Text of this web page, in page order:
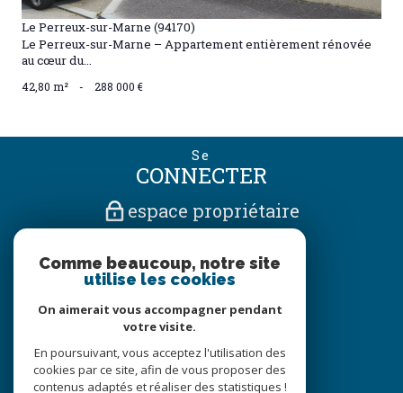
Le Perreux-sur-Marne (94170)
Le Perreux-sur-Marne – Appartement entièrement rénovée
au cœur du...
42,80 m² - 288 000 €
Se
CONNECTER
espace propriétaire
SUIVRE
Nous
ADHÉRONS
Comme beaucoup, notre site
utilise les cookies
On aimerait vous accompagner pendant
votre visite.
En poursuivant, vous acceptez l'utilisation des
cookies par ce site, afin de vous proposer des
contenus adaptés et réaliser des statistiques !